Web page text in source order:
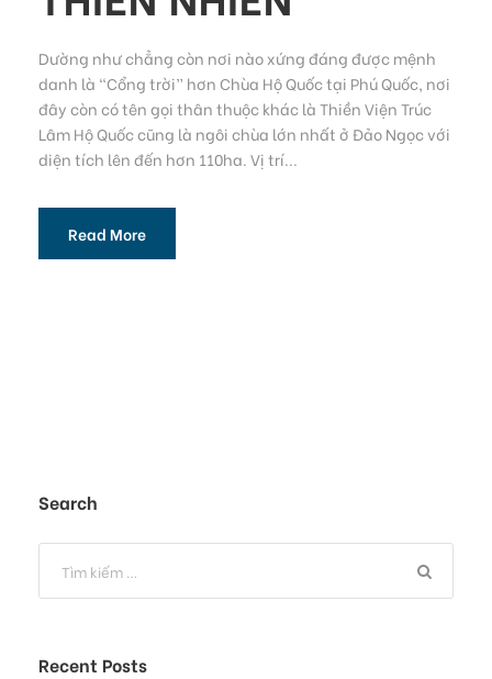
Dường như chẳng còn nơi nào xứng đáng được mệnh
danh là “Cổng trời” hơn Chùa Hộ Quốc tại Phú Quốc, nơi
đây còn có tên gọi thân thuộc khác là Thiền Viện Trúc
Lâm Hộ Quốc cũng là ngôi chùa lớn nhất ở Đảo Ngọc với
diện tích lên đến hơn 110ha. Vị trí...
Read More
Search
Recent Posts